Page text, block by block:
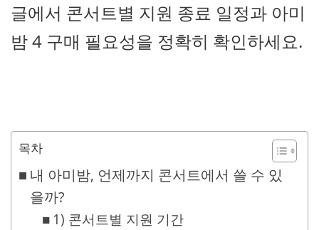
글에서 콘서트별 지원 종료 일정과 아미
밤 4 구매 필요성을 정확히 확인하세요.
목차
내 아미밤, 언제까지 콘서트에서 쓸 수 있
을까?
1) 콘서트별 지원 기간